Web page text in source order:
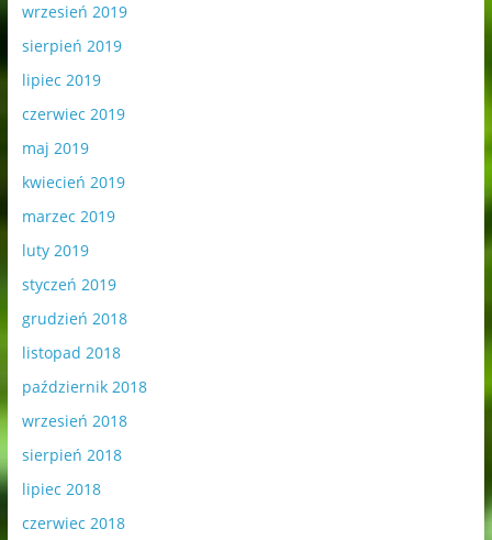
wrzesień 2019
sierpień 2019
lipiec 2019
czerwiec 2019
maj 2019
kwiecień 2019
marzec 2019
luty 2019
styczeń 2019
grudzień 2018
listopad 2018
październik 2018
wrzesień 2018
sierpień 2018
lipiec 2018
czerwiec 2018